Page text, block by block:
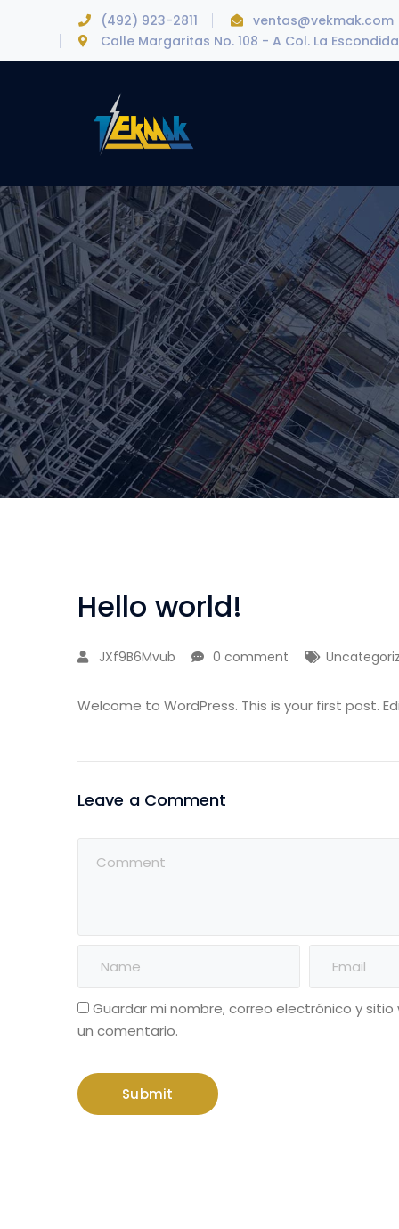
(492) 923-2811
ventas@vekmak.com
Calle Margaritas No. 108 - A Col. La
Hello world!
JXf9B6Mvub 0 comment
Welcome to WordPress. This is your first post.
Leave a Comment
Guardar mi nombre, correo electrónico y
un comentario.